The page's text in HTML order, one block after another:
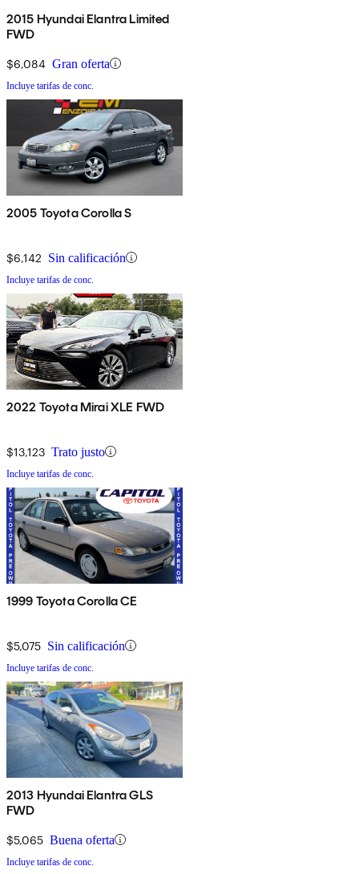
2015 Hyundai Elantra Limited
FWD
$6,084 Gran oferta
Incluye tarifas de conc.
2005 Toyota Corolla S
$6,142 Sin calificación
Incluye tarifas de conc.
2022 Toyota Mirai XLE FWD
$13,123 Trato justo
Incluye tarifas de conc.
1999 Toyota Corolla CE
$5,075 Sin calificación
Incluye tarifas de conc.
2013 Hyundai Elantra GLS
FWD
$5,065 Buena oferta
Incluye tarifas de conc.